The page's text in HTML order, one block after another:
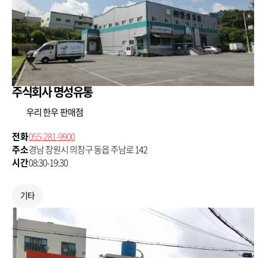
주식회사 명성유통
우리 한우 판매점
전화055-281-9900
주소경남 창원시 의창구 동읍 주남로 142
시간08:30-19:30
기타